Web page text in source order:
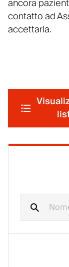
ancora
contatto ad
accettarla.